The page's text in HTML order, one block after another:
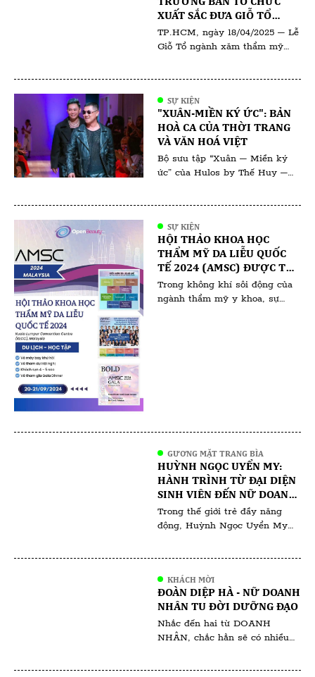
trong ngành. Sự kiện không chỉ
là màn giới thiệu […]
XUẤT SẮC ĐƯA GIỖ TỔ
NGÀNH PHUN XĂM THẨM
MỸ VIỆT NAM 2025 ĐẾN
TP.HCM, ngày 18/04/2025 – Lễ
Giỗ Tổ ngành xăm thẩm mỹ
gia, nghệ nhân và đơn vị uy tín
trong ngành. Đứng sau thành
công của sự kiện là Trưởng ban
tổ chức – bà Bùi Thanh Thủy,
[…]
SỰ KIỆN
"XUÂN-MIỀN KÝ ỨC": BẢN
HOÀ CA CỦA THỜI TRANG
VÀ VĂN HOÁ VIỆT
Bộ sưu tập “Xuân – Miền ký
ức” của Hulos by Thế Huy –
xưa – nơi những giá trị truyền
thống hòa quyện cùng ký ức
thân thương. Qua từng đường
nét, chất […]
SỰ KIỆN
HỘI THẢO KHOA HỌC
THẨM MỸ DA LIỄU QUỐC
TẾ 2024 (AMSC) ĐƯỢC TỔ
CHỨC TẠI KUALA LUMPUR
(MALAYSIA)
Trong không khí sôi động của
ngành thẩm mỹ y khoa, sự
GƯƠNG MẶT TRANG BÌA
HUỲNH NGỌC UYỂN MY:
HÀNH TRÌNH TỪ ĐẠI DIỆN
SINH VIÊN ĐẾN NỮ DOANH
NHÂN ĐA TÀI
Trong thế giới trẻ đầy năng
động, Huỳnh Ngọc Uyển My
mà cô đã gặt hái ngay từ khi
còn ngồi trên ghế giảng đường.
Với vai trò là gương mặt đại
diện cho […]
KHÁCH MỜI
ĐOÀN DIỆP HÀ - NỮ DOANH
NHÂN TU ĐỜI DƯỠNG ĐẠO
Nhắc đến hai từ DOANH
NHÂN, chắc hẳn sẽ có nhiều